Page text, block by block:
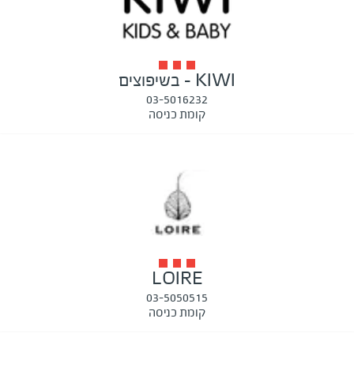
KIWI - בשיפוצים
03-5016232
קומת כניסה
LOIRE
03-5050515
קומת כניסה